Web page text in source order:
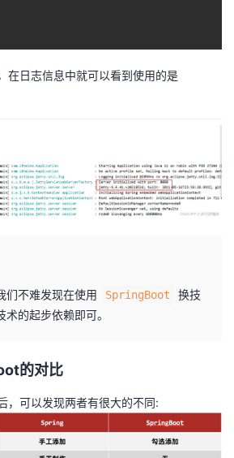
在日志信息中就可以看到使用的是
们不难发现在使用
SpringBoot
换技
的起步依赖即可。
的对比
，可以发现两者有很大的不同: